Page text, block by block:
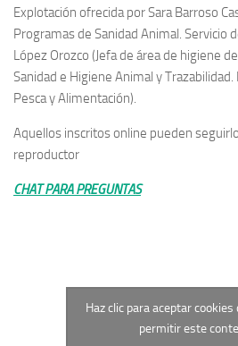
Explotación ofrecida por Sara Barroso
Programas de Sanidad Animal. Servicio
López Orozco (Jefa de área de higiene
Sanidad e Higiene Animal y
Pesca y Alimentación).
Aquellos inscritos online pueden
reproductor
CHAT PARA PREGUNTAS
Haz clic para aceptar
permitir este